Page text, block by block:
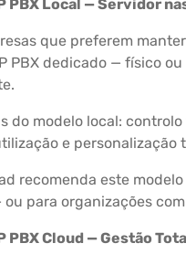
PBX Local — Servidor
que preferem
PBX dedicado — físico
do modelo local:
e
recomenda este
para organizações
PBX Cloud — Gestão